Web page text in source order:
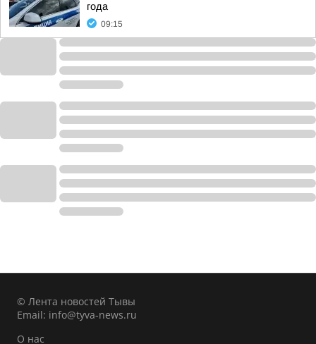
года
09:15
© Лента новостей Тывы
Email: info@tyva-news.ru
О нас